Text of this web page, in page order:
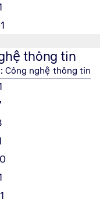
thông tin
Công nghệ thông tin